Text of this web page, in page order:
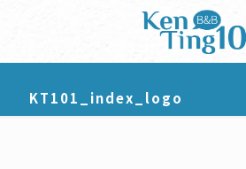
KT101_index_logo